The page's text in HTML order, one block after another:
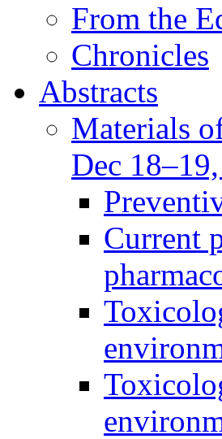
From the
Chronicles
Abstracts
Materials
Dec
Current